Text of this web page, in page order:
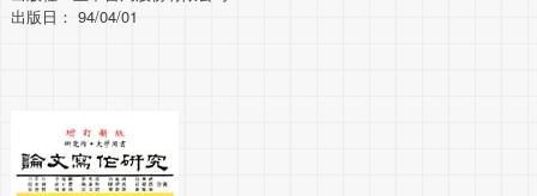
出版日： 94/04/01